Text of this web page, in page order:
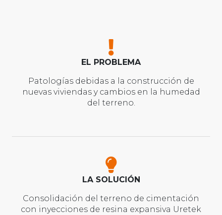
EL PROBLEMA
Patologías debidas a la construcción de
nuevas viviendas y cambios en la humedad
del terreno.
LA SOLUCIÓN
Consolidación del terreno de cimentación
con inyecciones de resina expansiva Uretek